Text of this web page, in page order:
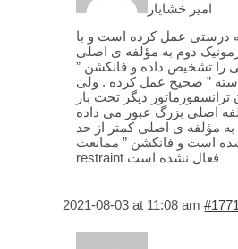
امیر خشایار
درستی عمل کرده است و با
دوم به مؤلفه ی اصلی
را تشخیص داده و فانکشن ”
” صحیح عمل کرده . ولی
دیگر تحت بار
اصلی بزرگ عبور می داده
مؤلفه ی اصلی کمتر از حد
است و فانکشن ” ممانعت ”
restraint فعال نشده است
2021-08-03 at 11:08 am #1771